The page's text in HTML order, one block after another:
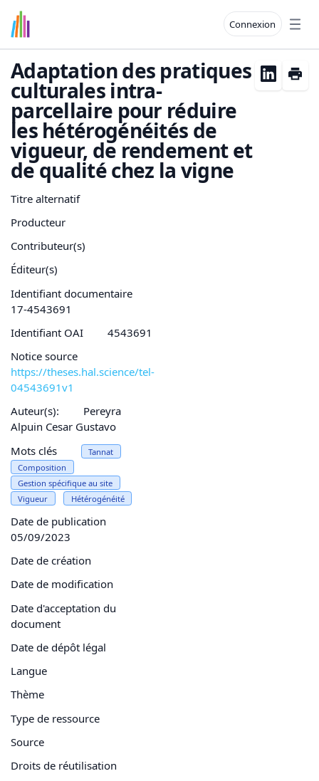
Connexion
Adaptation des pratiques
culturales intra-
parcellaire pour réduire
les hétérogénéités de
vigueur, de rendement et
de qualité chez la vigne
Titre alternatif
Producteur
Contributeur(s)
Éditeur(s)
Identifiant documentaire
17-4543691
Identifiant OAI
4543691
Notice source
https://theses.hal.science/tel-
04543691v1
Auteur(s):
Pereyra
Alpuin Cesar Gustavo
Mots clés
Tannat
Composition
Gestion spécifique au site
Vigueur
Hétérogénéité
Date de publication
05/09/2023
Date de création
Date de modification
Date d'acceptation du
document
Date de dépôt légal
Langue
Thème
Type de ressource
Source
Droits de réutilisation